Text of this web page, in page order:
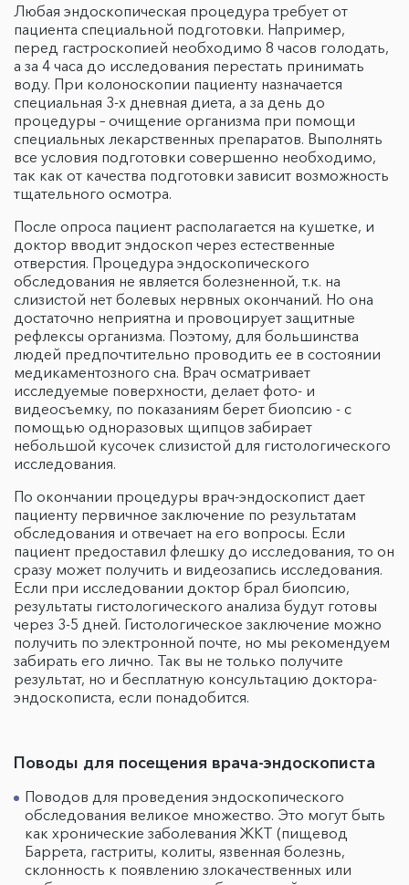
Любая эндоскопическая процедура требует от
пациента специальной подготовки. Например,
перед гастроскопией необходимо 8 часов голодать,
а за 4 часа до исследования перестать принимать
воду. При колоноскопии пациенту назначается
специальная 3-х дневная диета, а за день до
процедуры – очищение организма при помощи
специальных лекарственных препаратов. Выполнять
все условия подготовки совершенно необходимо,
так как от качества подготовки зависит возможность
тщательного осмотра.
После опроса пациент располагается на кушетке, и
доктор вводит эндоскоп через естественные
отверстия. Процедура эндоскопического
обследования не является болезненной, т.к. на
слизистой нет болевых нервных окончаний. Но она
достаточно неприятна и провоцирует защитные
рефлексы организма. Поэтому, для большинства
людей предпочтительно проводить ее в состоянии
медикаментозного сна. Врач осматривает
исследуемые поверхности, делает фото- и
видеосъемку, по показаниям берет биопсию - с
помощью одноразовых щипцов забирает
небольшой кусочек слизистой для гистологического
исследования.
По окончании процедуры врач-эндоскопист дает
пациенту первичное заключение по результатам
обследования и отвечает на его вопросы. Если
пациент предоставил флешку до исследования, то он
сразу может получить и видеозапись исследования.
Если при исследовании доктор брал биопсию,
результаты гистологического анализа будут готовы
через 3-5 дней. Гистологическое заключение можно
получить по электронной почте, но мы рекомендуем
забирать его лично. Так вы не только получите
результат, но и бесплатную консультацию доктора-
эндоскописта, если понадобится.
Поводы для посещения врача-эндоскописта
Поводов для проведения эндоскопического
обследования великое множество. Это могут быть
как хронические заболевания ЖКТ (пищевод
Баррета, гастриты, колиты, язвенная болезнь,
склонность к появлению злокачественных или